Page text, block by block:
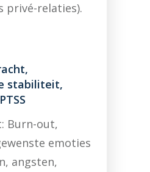
privé-relaties).
stabiliteit,
Burn-out,
emoties
angsten,